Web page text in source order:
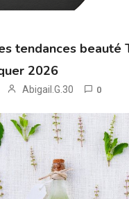
tendances beauté
2026
Abigail.G.30 0